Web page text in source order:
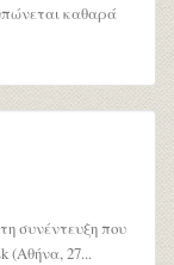
καθαρά
συνέντευξη που
(Αθήνα, 27...